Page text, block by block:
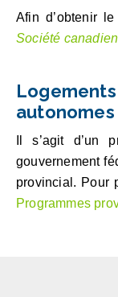
Afin d’obtenir
Société
autonomes
Il s’agit d’un
gouvernement
provincial. Pour
Programmes